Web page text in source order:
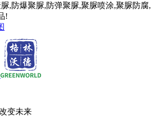
,防爆聚脲,防弹聚脲,聚脲喷涂,聚脲防腐,
!
变未来